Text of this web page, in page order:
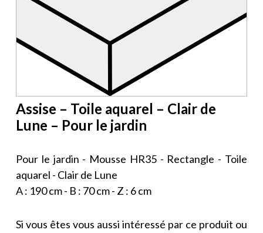
Assise – Toile aquarel – Clair de
Lune – Pour le jardin
Pour le jardin - Mousse HR35 - Rectangle - Toile
aquarel - Clair de Lune
A : 190 cm - B : 70 cm - Z : 6 cm
Si vous êtes vous aussi intéressé par ce produit ou